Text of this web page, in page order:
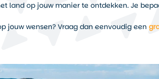
land op jouw manier te ontdekken. Je
jouw wensen? Vraag dan eenvoudig een